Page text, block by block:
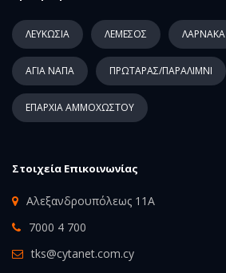
ΛΕΥΚΩΣΙΑ ΛΕΜΕΣΟΣ ΛΑΡΝΑΚΑ
ΑΓΙΑ ΝΑΠΑ ΠΡΩΤΑΡΑΣ/ΠΑΡΑΛΙΜΝΙ
ΕΠΑΡΧΙΑ ΑΜΜΟΧΩΣΤΟΥ
Στοιχεία Επικοινωνίας
Αλεξανδρουπόλεως 11Α
7000 4 700
tks@cytanet.com.cy